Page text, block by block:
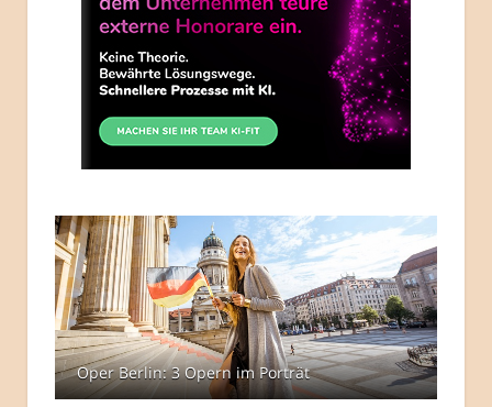
Oper Berlin: 3 Opern im Porträt